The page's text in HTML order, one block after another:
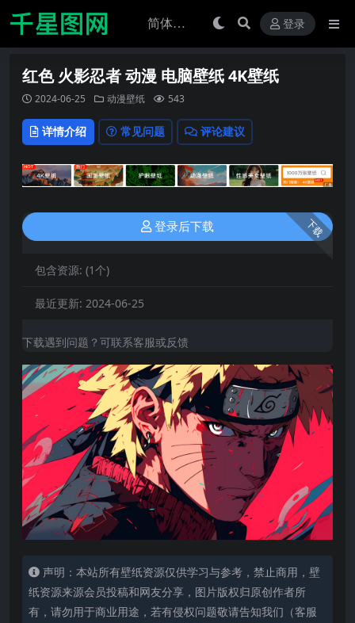
登录
红色 火影忍者 动漫 电脑壁纸 4K壁纸
2024-06-25 动漫壁纸 543
详情介绍 常见问题 评论建议
下载
登录后下载
包含资源: (1个)
最近更新: 2024-06-25
下载遇到问题？可联系客服或反馈
声明：本站所有壁纸资源仅供学习与参考，禁止商用，壁
纸资源来源会员投稿和网友分享，图片版权归原创作者所
有，请勿用于商业用途，若有侵权问题敬请告知我们（客服